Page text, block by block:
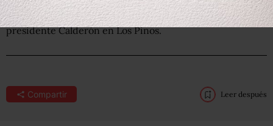
California.Rocky, un perro de raza Golden Retriever, robo
cámara durante una conferencia de presan del
presidente Calderón en Los Pinos.
Compartir Leer después